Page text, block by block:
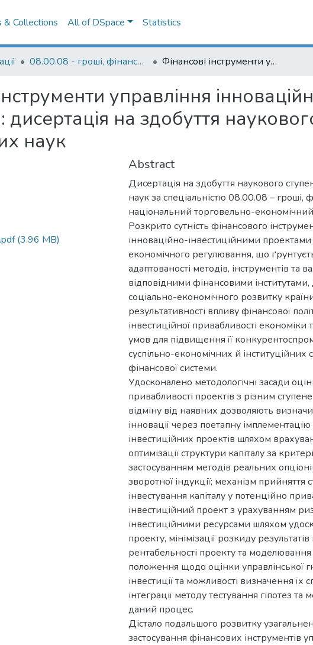
& Collections All of DSpace Statistics
08.00.08 - гроші, фінанси і кредит Фінансові інструменти управління інноваційно-інвестиційними проектами: дисертація на здобуття наукового ступеня кандидата економічних наук
управління
дисертація на здобуття
наук
(3.96 MB)
Abstract
Дисертація на здобуття наукового
наук за спеціальністю 08.00.08 – гроші,
національний торговельно-
Розкрито сутність фінансового
інноваційно-інвестиційними
економічного регулювання, що
адаптованості методів, інструментів та
відповідними фінансовими
соціально-економічного розвитку
результативності впливу фінансової
інвестиційної привабливості економіки
умов для підвищення її
суспільно-економічних й інституційних
фінансової системи.
Удосконалено методологічні засади
привабливості проектів з різним
відміну від наявних дозволяють
інновації через поетапну
інвестиційних проектів шляхом
оптимізації структури капіталу за
застосуванням методів реальних
зворотної індукції; механізм прийняття
інвестування капіталу у потенційно
інвестиційний проект з урахуванням
інвестиційними ресурсами шляхом
проекту, мінімізації розкиду
рентабельності проекту та моделювання
положення щодо оцінки управлінської
інвестиції та можливості визначення їх
інтеграції методу тестування гіпотез та
даний процес.
Дістало подальшого розвитку
застосування фінансових інструментів